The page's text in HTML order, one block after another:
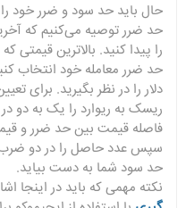
حال باید حد سود و ضرر خود
حد ضرر توصیه می‌کنیم که
را پیدا کنید. بالاترین
دلار را در نظر بگیرید. برای
ریسک به ریوارد را یک به دو
فاصله قیمت بین حد ضرر و
حد سود شما به دست بیاید.
نکته مهمی که باید در اینجا